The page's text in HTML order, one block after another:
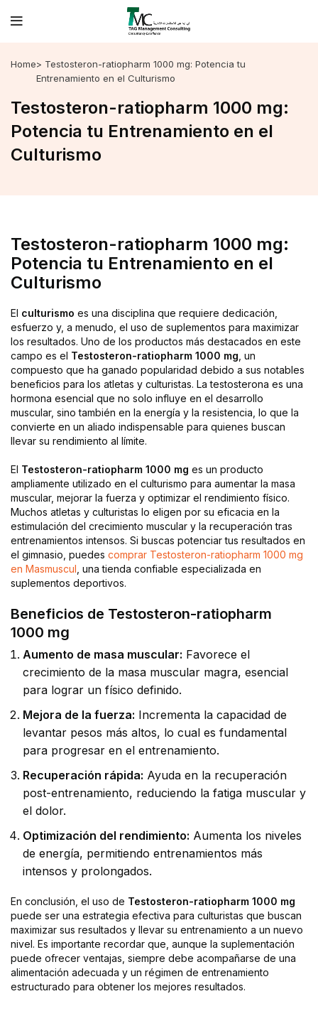
Home> Testosteron-ratiopharm 1000 mg: Potencia tu
Entrenamiento en el Culturismo
Testosteron-ratiopharm 1000 mg:
Potencia tu Entrenamiento en el
Culturismo
Testosteron-ratiopharm 1000 mg:
Potencia tu Entrenamiento en el
Culturismo
El culturismo es una disciplina que requiere dedicación,
esfuerzo y, a menudo, el uso de suplementos para maximizar
los resultados. Uno de los productos más destacados en este
campo es el Testosteron-ratiopharm 1000 mg , un
compuesto que ha ganado popularidad debido a sus notables
beneficios para los atletas y culturistas. La testosterona es una
hormona esencial que no solo influye en el desarrollo
muscular, sino también en la energía y la resistencia, lo que la
convierte en un aliado indispensable para quienes buscan
llevar su rendimiento al límite.
El Testosteron-ratiopharm 1000 mg es un producto
ampliamente utilizado en el culturismo para aumentar la masa
muscular, mejorar la fuerza y optimizar el rendimiento físico.
Muchos atletas y culturistas lo eligen por su eficacia en la
estimulación del crecimiento muscular y la recuperación tras
entrenamientos intensos. Si buscas potenciar tus resultados en
el gimnasio, puedes comprar Testosteron-ratiopharm 1000 mg
en Masmuscul , una tienda confiable especializada en
suplementos deportivos.
Beneficios de Testosteron-ratiopharm
1000 mg
Aumento de masa muscular: Favorece el
crecimiento de la masa muscular magra, esencial
para lograr un físico definido.
Mejora de la fuerza: Incrementa la capacidad de
levantar pesos más altos, lo cual es fundamental
para progresar en el entrenamiento.
Recuperación rápida: Ayuda en la recuperación
post-entrenamiento, reduciendo la fatiga muscular y
el dolor.
Optimización del rendimiento: Aumenta los niveles
de energía, permitiendo entrenamientos más
intensos y prolongados.
En conclusión, el uso de Testosteron-ratiopharm 1000 mg
puede ser una estrategia efectiva para culturistas que buscan
maximizar sus resultados y llevar su entrenamiento a un nuevo
nivel. Es importante recordar que, aunque la suplementación
puede ofrecer ventajas, siempre debe acompañarse de una
alimentación adecuada y un régimen de entrenamiento
estructurado para obtener los mejores resultados.